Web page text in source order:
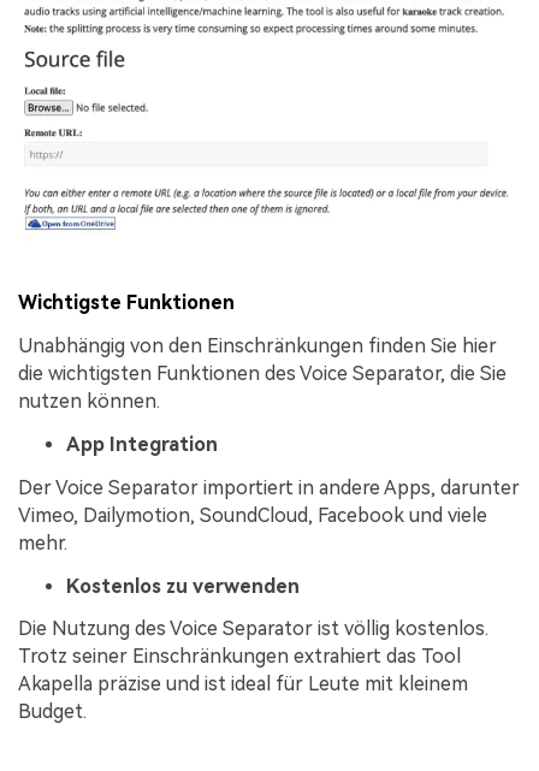
Wichtigste Funktionen
Unabhängig von den Einschränkungen finden Sie hier
die wichtigsten Funktionen des Voice Separator, die Sie
nutzen können.
App Integration
Der Voice Separator importiert in andere Apps, darunter
Vimeo, Dailymotion, SoundCloud, Facebook und viele
mehr.
Kostenlos zu verwenden
Die Nutzung des Voice Separator ist völlig kostenlos.
Trotz seiner Einschränkungen extrahiert das Tool
Akapella präzise und ist ideal für Leute mit kleinem
Budget.